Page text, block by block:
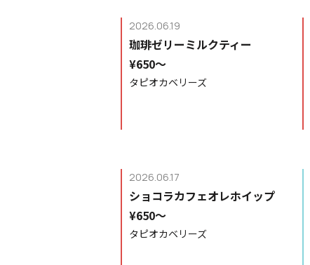
2026.06.19
珈琲ゼリーミルクティー
¥650〜
タピオカベリーズ
2026.06.17
ショコラカフェオレホイップ
¥650〜
タピオカベリーズ